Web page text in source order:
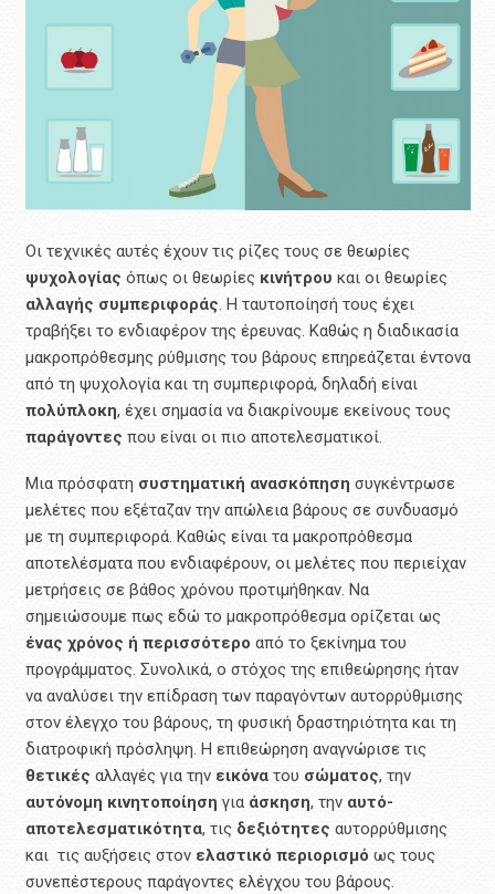
Οι τεχνικές αυτές έχουν τις ρίζες τους σε θεωρίες
ψυχολογίας όπως οι θεωρίες κινήτρου και οι θεωρίες
αλλαγής συμπεριφοράς. Η ταυτοποίησή τους έχει
τραβήξει το ενδιαφέρον της έρευνας. Καθώς η διαδικασία
μακροπρόθεσμης ρύθμισης του βάρους επηρεάζεται έντονα
από τη ψυχολογία και τη συμπεριφορά, δηλαδή είναι
πολύπλοκη, έχει σημασία να διακρίνουμε εκείνους τους
παράγοντες που είναι οι πιο αποτελεσματικοί.
Μια πρόσφατη συστηματική ανασκόπηση συγκέντρωσε
μελέτες που εξέταζαν την απώλεια βάρους σε συνδυασμό
με τη συμπεριφορά. Καθώς είναι τα μακροπρόθεσμα
αποτελέσματα που ενδιαφέρουν, οι μελέτες που περιείχαν
μετρήσεις σε βάθος χρόνου προτιμήθηκαν. Να
σημειώσουμε πως εδώ το μακροπρόθεσμα ορίζεται ως
ένας χρόνος ή περισσότερο από το ξεκίνημα του
προγράμματος. Συνολικά, ο στόχος της επιθεώρησης ήταν
να αναλύσει την επίδραση των παραγόντων αυτορρύθμισης
στον έλεγχο του βάρους, τη φυσική δραστηριότητα και τη
διατροφική πρόσληψη. Η επιθεώρηση αναγνώρισε τις
θετικές αλλαγές για την εικόνατου σώματος, την
αυτόνομη κινητοποίηση για άσκηση, την αυτό-
αποτελεσματικότητα, τις δεξιότητες αυτορρύθμισης
και τις αυξήσεις στον ελαστικό περιορισμό ως τους
συνεπέστερους παράγοντες ελέγχου του βάρους.